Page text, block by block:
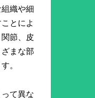
織や細
とによ
節、皮
まな部
。
て異な